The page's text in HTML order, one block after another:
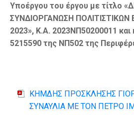
Υποέργου του έργου με τίτλο
ΣΥΝΔΙΟΡΓΑΝΩΣΗ
2023», Κ.Α. 2023ΝΠ50200011
5215590 της ΝΠ502 της
ΚΗΜΔΗΣ ΠΡΟΣΚΛΗΣΗΣ
ΣΥΝΑΥΛΙΑ ΜΕ ΤΟΝ ΠΕΤΡΟ